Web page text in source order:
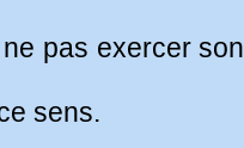
pas exercer
sens.